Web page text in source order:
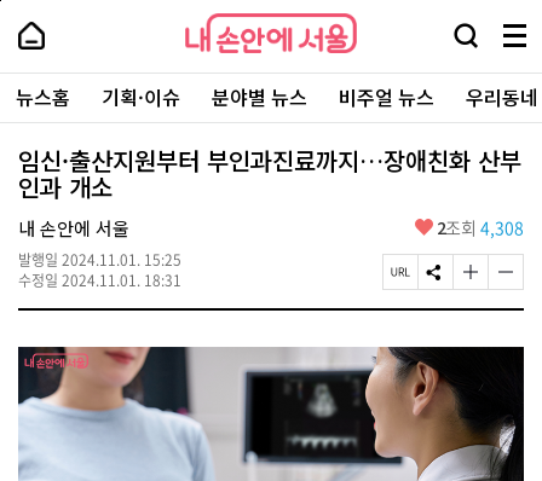
본
로
가
내
손
안
에
서
울
-
서
울
시
대
표
소
통
포
내
손
에
울
검
창
열
기
메
뉴
전
체
보
기
주
요
서
뉴스홈 기획·이슈 분야별 뉴스 비주얼 뉴스 우리동
임신·출산지원부터 부인과진료까지…장애친화 산부
인과 개소
내 손안에 서울
발행일 2024.11.01. 15:25
수정일 2024.11.01. 18:31
좋
요
2조회 4,308
페
이
U
R
L
복
사
S
N
공
유
하
기
글
자
기
게
경
하
기
글
자
기
경
하
기
페
상
단
로